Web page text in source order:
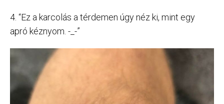
4. “Ez a karcolás a térdemen úgy néz ki, mint egy
apró kéznyom. -_-”